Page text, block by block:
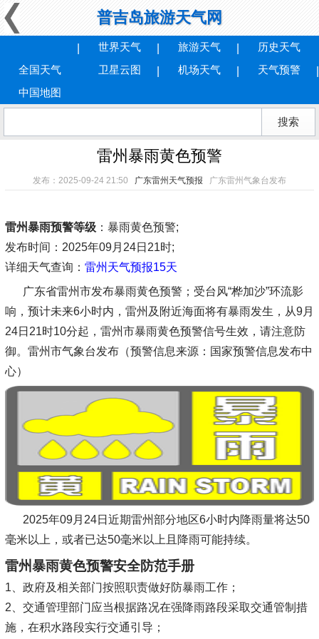
普吉岛旅游天气网
全国天气
世界天气 旅游天气
历史天气
卫星云图
机场天气
天气预警
中国地图
雷州暴雨黄色预警
发布：2025-09-24 21:50 广东雷州天气预报 广东雷州气象台发布
雷州暴雨预警等级：暴雨黄色预警;
发布时间 ：2025年09月24日21时;
详细天气查询： 雷州天气预报15天
广东省雷州市发布暴雨黄色预警；受台风“桦加沙”环流影
响，预计未来6小时内，雷州及附近海面将有暴雨发生，从9月
24日21时10分起，雷州市暴雨黄色预警信号生效，请注意防
御。雷州市气象台发布（预警信息来源：国家预警信息发布中
心）
2025年09月24日近期雷州部分地区6小时内降雨量将达50
毫米以上，或者已达50毫米以上且降雨可能持续。
雷州暴雨黄色预警安全防范手册
1、政府及相关部门按照职责做好防暴雨工作；
2、交通管理部门应当根据路况在强降雨路段采取交通管制措
施，在积水路段实行交通引导；